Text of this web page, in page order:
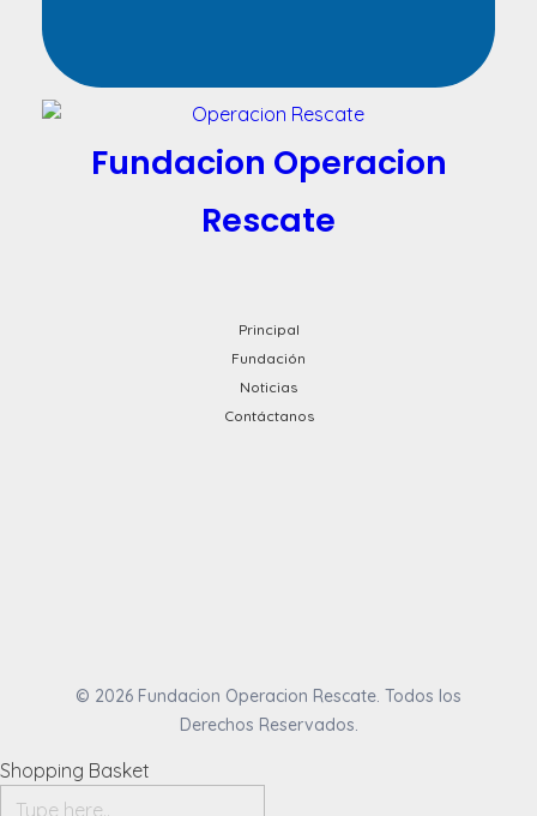
Fundacion Operacion
Rescate
Principal
Fundación
Noticias
Contáctanos
© 2026 Fundacion Operacion Rescate. Todos los
Derechos Reservados.
Shopping Basket